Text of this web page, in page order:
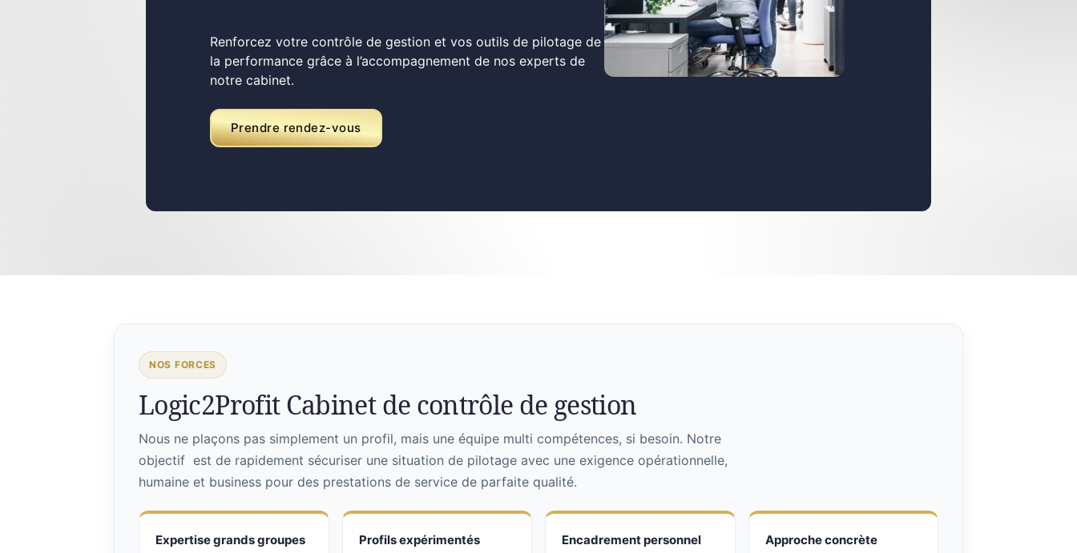
Renforcez votre contrôle de gestion et vos outils de pilotage de
la performance grâce à l’accompagnement de nos experts de
notre cabinet.
Prendre rendez-vous
NOS FORCES
Logic2Profit Cabinet de contrôle de gestion
Nous ne plaçons pas simplement un profil, mais une équipe multi compétences, si besoin. Notre
objectif est de rapidement sécuriser une situation de pilotage avec une exigence opérationnelle,
humaine et business pour des prestations de service de parfaite qualité.
Expertise grands groupes Profils expérimentés Encadrement personnel Approche concrète